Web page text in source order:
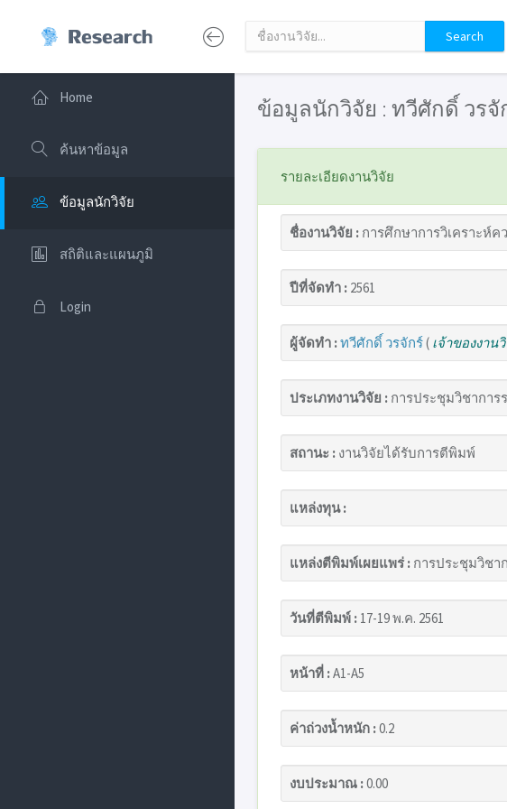
Home
ค้นหาข้อมูล
ข้อมูลนักวิจัย
สถิติและแผนภูมิ
Login
ข้อมูลนักวิจัย : ทวีศักดิ์ วรจั
รายละเอียดงานวิจัย
ชื่องานวิจัย : การศึกษาการวิเคราะห์
ปีที่จัดทำ : 2561
ผู้จัดทำ :ทวีศักดิ์ วรจักร์( เจ้าของงาน
ประเภทงานวิจัย : การประชุมวิชาการ
สถานะ : งานวิจัยได้รับการตีพิมพ์
แหล่งทุน :
แหล่งตีพิมพ์เผยแพร่ : การประชุมวิชา
วันที่ตีพิมพ์ : 17-19 พ.ค. 2561
หน้าที่ :A1-A5
ค่าถ่วงน้ำหนัก :0.2
งบประมาณ :0.00